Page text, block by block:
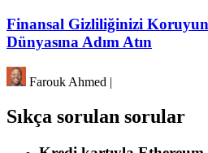
Finansal Gizliliğinizi
Dünyasına Adım Atın
Farouk Ahmed |
Sıkça sorulan sorular